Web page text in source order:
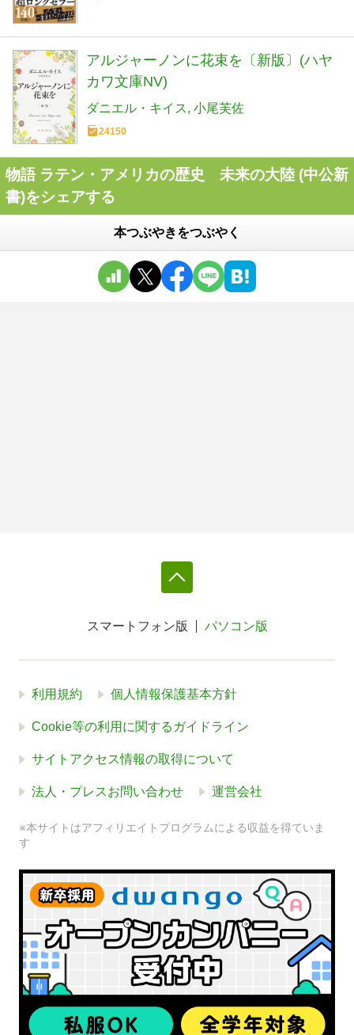
アルジャーノンに花束を〔新版〕(ハヤ
カワ文庫NV)
ダニエル・キイス 小尾芙佐
24150
物語 ラテン・アメリカの歴史 未来の大陸 (中公新
書)をシェアする
本つぶやきをつぶやく
スマートフォン版 パソコン版
利用規約 個人情報保護基本方針
Cookie等の利用に関するガイドライン
サイトアクセス情報の取得について
法人・プレスお問い合わせ 運営会社
※本サイトはアフィリエイトプログラムによる収益を得ていま
す